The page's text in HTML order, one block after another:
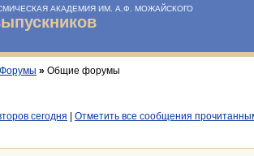
АКАДЕМИЯ ИМ. А.Ф. МОЖАЙСКОГО
Форумы » Общие форумы
сегодня Отметить все сообщения